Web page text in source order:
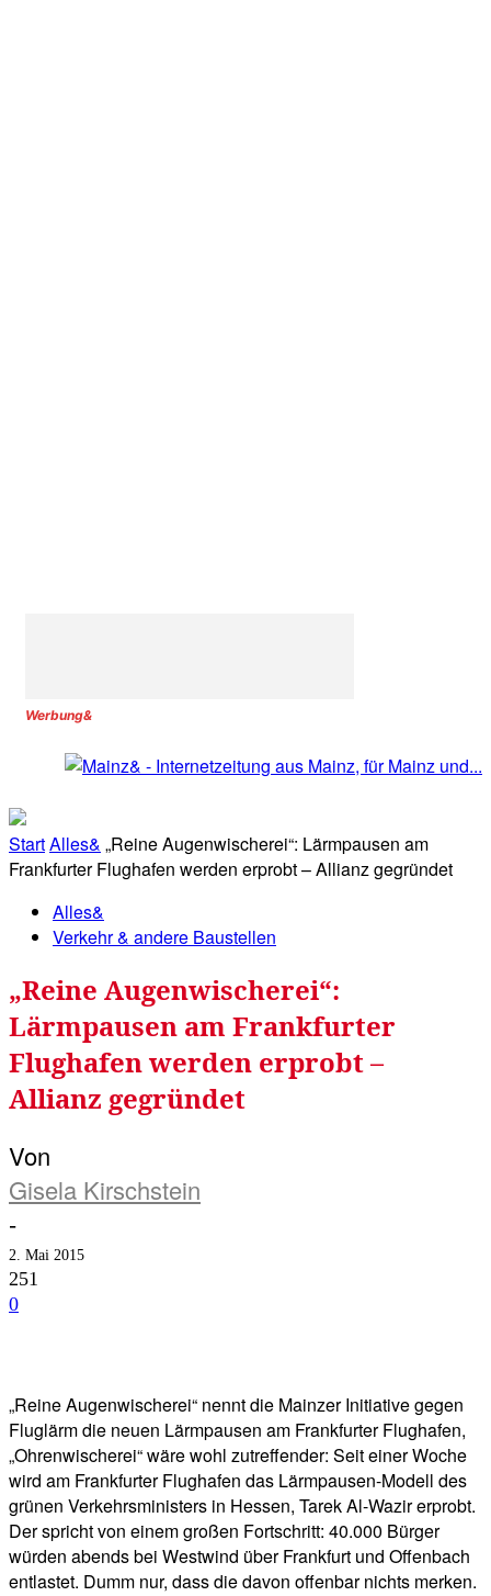
Werbung&
StartAlles& „Reine Augenwischerei“: Lärmpausen am
Frankfurter Flughafen werden erprobt – Allianz gegründet
Alles&
Verkehr & andere Baustellen
„Reine Augenwischerei“:
Lärmpausen am Frankfurter
Flughafen werden erprobt –
Allianz gegründet
Von
Gisela Kirschstein
-
2. Mai 2015
251
0
„Reine Augenwischerei“ nennt die Mainzer Initiative gegen
Fluglärm die neuen Lärmpausen am Frankfurter Flughafen,
„Ohrenwischerei“ wäre wohl zutreffender: Seit einer Woche
wird am Frankfurter Flughafen das Lärmpausen-Modell des
grünen Verkehrsministers in Hessen, Tarek Al-Wazir erprobt.
Der spricht von einem großen Fortschritt: 40.000 Bürger
würden abends bei Westwind über Frankfurt und Offenbach
entlastet. Dumm nur, dass die davon offenbar nichts merken.